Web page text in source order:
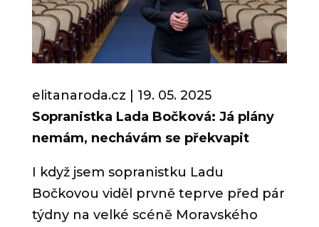
elitanaroda.cz | 19. 05.2025
Sopranistka Lada Bočková: Já plány
nemám, nechávám se překvapit
I když jsem sopranistku Ladu
Bočkovou viděl prvně teprve před pár
týdny na velké scéně Moravského